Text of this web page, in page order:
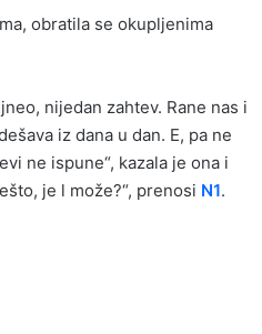
obratila se okupljenima
nijedan zahtev. Rane nas i
iz dana u dan. E, pa ne
ne ispune“, kazala je ona i
je l može?“, prenosi N1.